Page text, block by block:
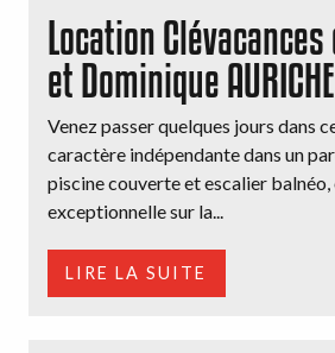
Location
et Dominique AURICHE
Venez passer quelques jours dans
caractère indépendante dans un
piscine couverte et escalier balnéo,
exceptionnelle sur la...
LIRE LA SUITE